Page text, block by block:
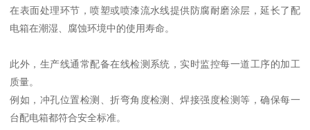
在表面处理环节，喷塑或喷漆流水线提供防腐耐磨涂层，延长了配
电箱在潮湿、腐蚀环境中的使用寿命。
此外，生产线通常配备在线检测系统，实时监控每一道工序的加工
质量。
例如，冲孔位置检测、折弯角度检测、焊接强度检测等，确保每一
台配电箱都符合安全标准。